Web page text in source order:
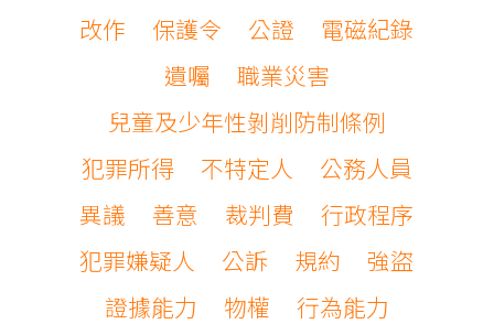
改作
保護令 公證
電磁紀錄
遺囑
職業災害
兒童及少年性剝削防制條例
犯罪所得
不特定人
公務人員
異議
善意 裁判費
行政程序
犯罪嫌疑人
公訴 規約
強盜
證據能力
物權
行為能力